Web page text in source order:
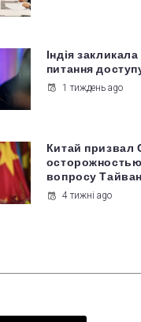
Індія
питання
1 тиждень ago
Китай
вопросу
4 тижні ago